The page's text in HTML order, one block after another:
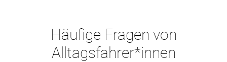
Häufige Fragen von
Alltagsfahrer*innen